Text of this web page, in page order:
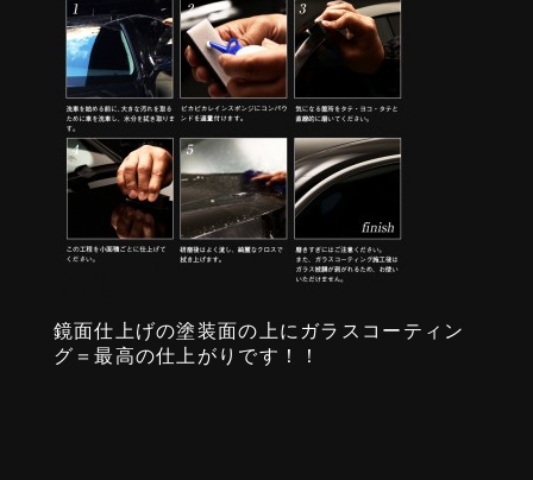
鏡面仕上げの塗装面の上にガラスコーティン
グ＝最高の仕上がりです！！